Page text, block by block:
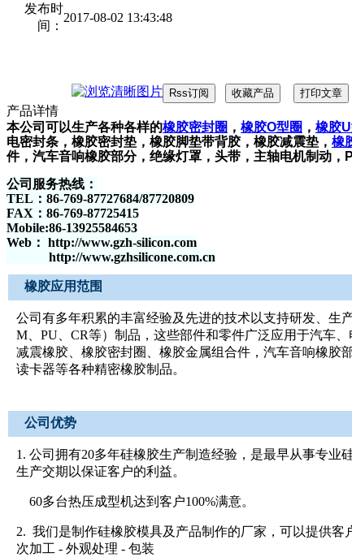
发布时
间：
2017-08-02 13:43:48
产品详情
本公司可以生产各种各样的橡胶密封圈 ， 橡胶O型圈 ， 橡胶
电密封条，橡胶密封垫，橡胶脚垫带背胶，橡胶减震垫， 橡
件，汽车音响橡胶部分，绝缘灯罩，头带，主轴电机制动
公司服务热线：
TEL：86-769-87727684/87720809
FAX：86-769-87725415
Mobile:86-13925584653
Web： http://www.gzh-silicon.com
http://www.gzhsilicone.com.cn
橡胶应用范围
公司有多年积累的丰富经验及先进的技术以支持研发、生
M、PU、CR等）制品，这些部件和零件广泛应用于汽车
减震橡胶、橡胶密封圈、橡胶金属组合件，汽车音响橡胶
读卡器等各种精密橡胶制品。
公司优势
1. 公司拥有20多年硅橡胶生产制造经验，是最早从事专业
生产交期以保证客户的利益。
60多台热压成型机达到客户100%满意。
2. 我们是制作硅橡胶模具及产品制作的厂家，可以提供客
次加工 - 外观处理 - 包装